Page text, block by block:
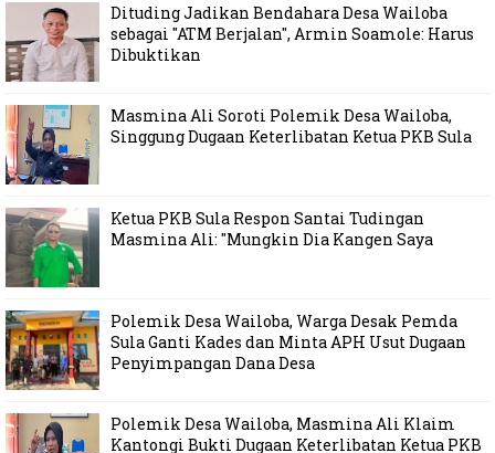
Dituding Jadikan Bendahara Desa Wailoba
sebagai "ATM Berjalan", Armin Soamole: Harus
Dibuktikan
Masmina Ali Soroti Polemik Desa Wailoba,
Singgung Dugaan Keterlibatan Ketua PKB Sula
Ketua PKB Sula Respon Santai Tudingan
Masmina Ali: "Mungkin Dia Kangen Saya
Polemik Desa Wailoba, Warga Desak Pemda
Sula Ganti Kades dan Minta APH Usut Dugaan
Penyimpangan Dana Desa
Polemik Desa Wailoba, Masmina Ali Klaim
Kantongi Bukti Dugaan Keterlibatan Ketua PKB